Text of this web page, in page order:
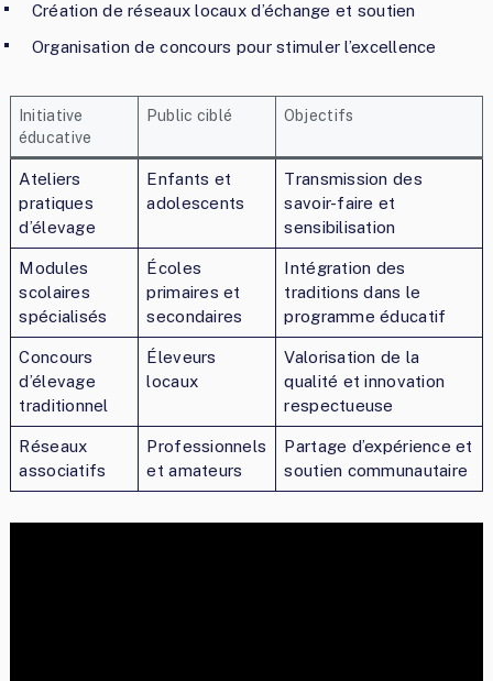
Création de réseaux locaux d’échange et soutien
Organisation de concours pour stimuler l’excellence
Initiative
éducative
Public ciblé Objectifs
Ateliers
pratiques
d’élevage
Enfants et
adolescents
Transmission des
savoir-faire et
sensibilisation
Modules
scolaires
spécialisés
Écoles
primaires et
secondaires
Intégration des
traditions dans le
programme éducatif
Concours
d’élevage
traditionnel
Éleveurs
locaux
Valorisation de la
qualité et innovation
respectueuse
Réseaux
associatifs
Professionnels
et amateurs
Partage d’expérience et
soutien communautaire